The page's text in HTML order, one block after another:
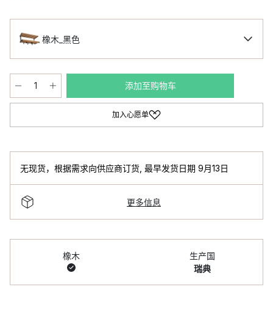
橡木_黑色
添加至购物车
加入心愿单
无现货，根据需求向供应商订货 最早发货日期 9月13日
更多信息
橡木
生产国
瑞典